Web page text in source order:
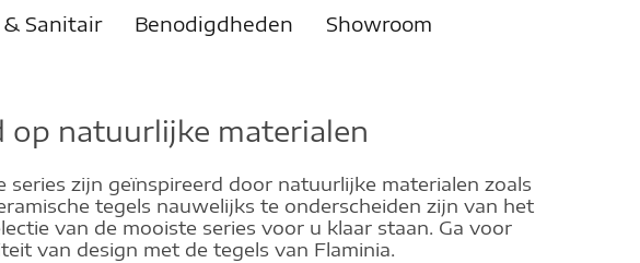
Sanitair Benodigdheden Showroom
op natuurlijke materialen
zijn geïnspireerd door natuurlijke materialen zoals
tegels nauwelijks te onderscheiden zijn van het
van de mooiste series voor u klaar staan. Ga voor
van design met de tegels van Flaminia.